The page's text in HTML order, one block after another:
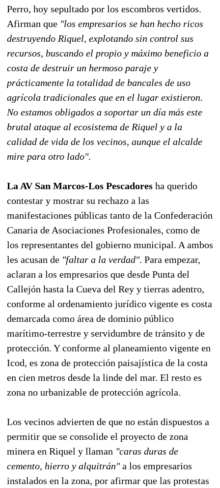
Perro, hoy sepultado por los escombros vertidos.
Afirman que "los empresarios se han hecho ricos
destruyendo Riquel, explotando sin control sus
recursos, buscando el propio y máximo beneficio a
costa de destruir un hermoso paraje y
prácticamente la totalidad de bancales de uso
agrícola tradicionales que en el lugar existieron.
No estamos obligados a soportar un día más este
brutal ataque al ecosistema de Riquel y a la
calidad de vida de los vecinos, aunque el alcalde
mire para otro lado".
La AV San Marcos-Los Pescadores ha querido
contestar y mostrar su rechazo a las
manifestaciones públicas tanto de la Confederación
Canaria de Asociaciones Profesionales, como de
los representantes del gobierno municipal. A ambos
les acusan de "faltar a la verdad". Para empezar,
aclaran a los empresarios que desde Punta del
Callejón hasta la Cueva del Rey y tierras adentro,
conforme al ordenamiento jurídico vigente es costa
demarcada como área de dominio público
marítimo-terrestre y servidumbre de tránsito y de
protección. Y conforme al planeamiento vigente en
Icod, es zona de protección paisajística de la costa
en cien metros desde la linde del mar. El resto es
zona no urbanizable de protección agrícola.
Los vecinos advierten de que no están dispuestos a
permitir que se consolide el proyecto de zona
minera en Riquel y llaman "caras duras de
cemento, hierro y alquitrán"a los empresarios
instalados en la zona, por afirmar que las protestas